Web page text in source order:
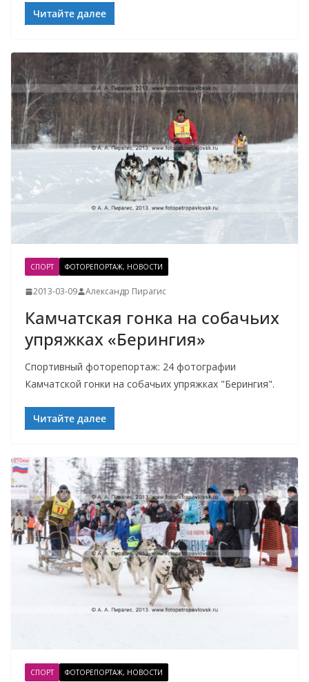
Читайте далее
СПОРТ ФОТОРЕПОРТАЖ, НОВОСТИ
2013-03-09 Александр Пирагис
Камчатская гонка на собачьих
упряжках «Берингия»
Спортивный фоторепортаж: 24 фотографии
Камчатской гонки на собачьих упряжках "Берингия".
Читайте далее
СПОРТ ФОТОРЕПОРТАЖ, НОВОСТИ